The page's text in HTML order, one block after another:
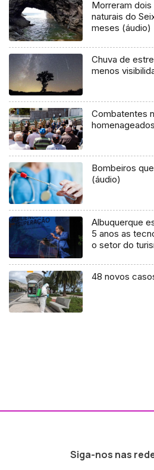
Morreram
naturais do
meses (áudio)
Chuva de
menos
Combatentes
Bombeiros
(áudio)
Albuquerque
5 anos as
o setor do
48 novos
Siga-nos nas